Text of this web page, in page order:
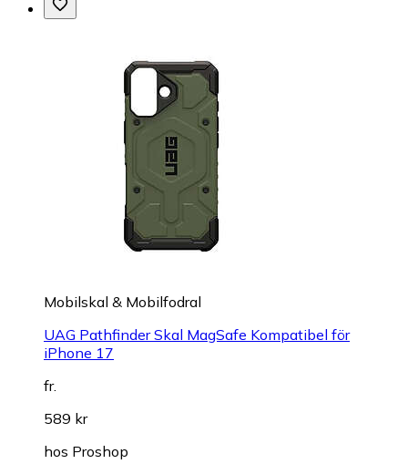
Mobilskal & Mobilfodral
UAG Pathfinder Skal MagSafe Kompatibel för
iPhone 17
fr.
589 kr
hos Proshop